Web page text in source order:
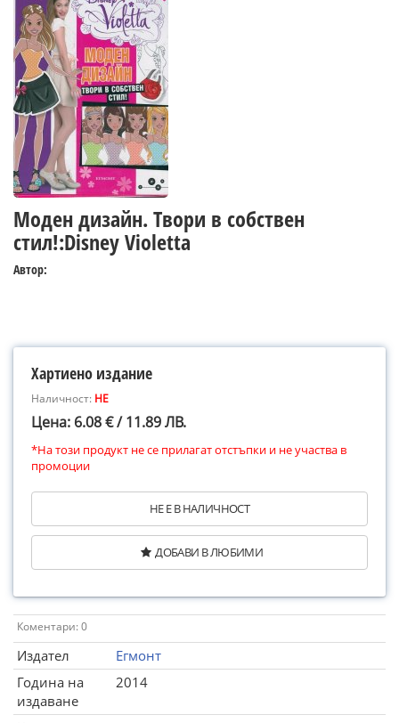
Моден дизайн. Твори в собствен
стил!:Disney Violetta
Автор:
Хартиено издание
Наличност: НЕ
Цена: 6.08 € / 11.89 ЛВ.
*На този продукт не се прилагат отстъпки и не участва в
промоции
НЕ Е В НАЛИЧНОСТ
ДОБАВИ В ЛЮБИМИ
Коментари: 0
Издател
Егмонт
Година на
издаване
2014